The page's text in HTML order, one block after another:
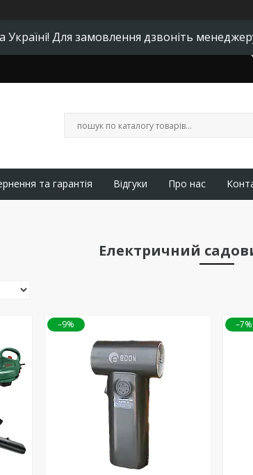
Україні! Для замовлення дзвоніть
та гарантія Відгуки Про нас
Електричний
–9% –7%